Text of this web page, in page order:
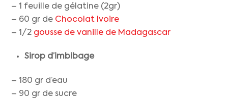
– 1 feuille de gélatine (2gr)
– 60 gr de Chocolat Ivoire
– 1/2 gousse de vanille de Madagascar
Sirop d’imbibage
– 180 gr d’eau
– 90 gr de sucre